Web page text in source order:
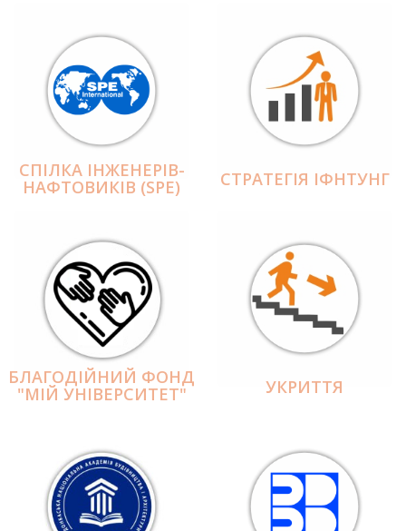
СПІЛКА ІНЖЕНЕРІВ-
НАФТОВИКІВ (SPE) СТРАТЕГІЯ ІФНТУНГ
БЛАГОДІЙНИЙ ФОНД
"МІЙ УНІВЕРСИТЕТ" УКРИТТЯ